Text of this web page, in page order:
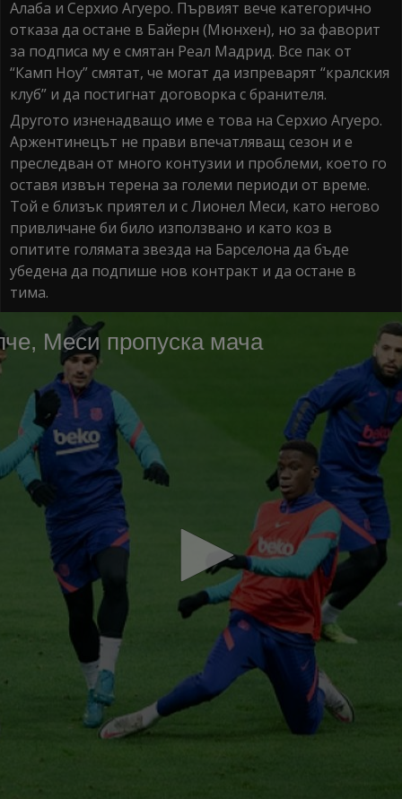
Алаба и Серхио Агуеро. Първият вече категорично
отказа да остане в Байерн (Мюнхен), но за фаворит
за подписа му е смятан Реал Мадрид. Все пак от
“Камп Ноу” смятат, че могат да изпреварят “кралския
клуб” и да постигнат договорка с бранителя.
Другото изненадващо име е това на Серхио Агуеро.
Аржентинецът не прави впечатляващ сезон и е
преследван от много контузии и проблеми, което го
оставя извън терена за големи периоди от време.
Той е близък приятел и с Лионел Меси, като негово
привличане би било използвано и като коз в
опитите голямата звезда на Барселона да бъде
убедена да подпише нов контракт и да остане в
тима.